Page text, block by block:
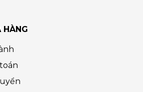
HÀNG